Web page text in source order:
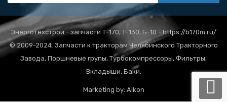
Энерготехстрой - запчасти Т-170, Т-130, Б-10 - https://b170m.ru/
© 2009-2024. Запчасти к тракторам Челябинского Тракторного
Завода, Поршневые групы, Турбокомпрессоры, Фильтры,
Вкладыши, Баки.
Marketing by: Alkon